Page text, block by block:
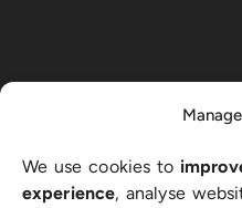
We use cookies to
experience, analyse